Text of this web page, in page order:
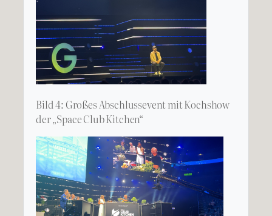
Bild 4: Großes Abschlussevent mit Kochshow
der „Space Club Kitchen“